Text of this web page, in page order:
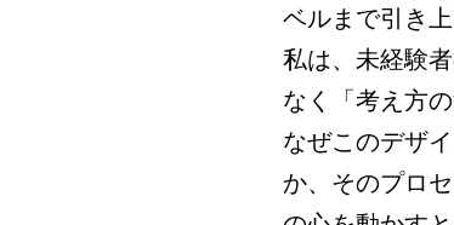
ベルまで引き
私は、未経験
なく「考え方
なぜこのデザ
か、そのプロ